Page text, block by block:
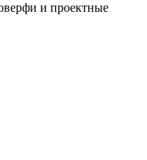
и проектные